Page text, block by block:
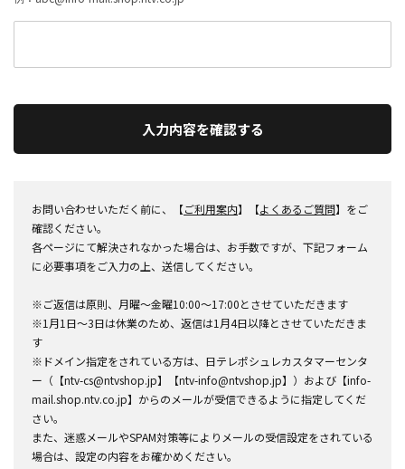
入力内容を確認する
お問い合わせいただく前に、【ご利用案内】【よくあるご質問】をご
確認ください。
各ページにて解決されなかった場合は、お手数ですが、下記フォーム
に必要事項をご入力の上、送信してください。
※ご返信は原則、月曜～金曜10:00～17:00とさせていただきます
※1月1日～3日は休業のため、返信は1月4日以降とさせていただきま
す
※ドメイン指定をされている方は、日テレポシュレカスタマーセンタ
ー（【ntv-cs@ntvshop.jp】【ntv-info@ntvshop.jp】）および【info-
mail.shop.ntv.co.jp】からのメールが受信できるように指定してくだ
さい。
また、迷惑メールやSPAM対策等によりメールの受信設定をされている
場合は、設定の内容をお確かめください。